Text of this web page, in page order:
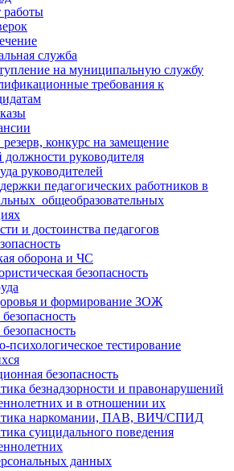
работы
служба
на муниципальную службу
требования к
конкурс на замещение
должности руководителя
руководителей
педагогических работников в
общеобразовательных
и достоинства педагогов
оборона и ЧС
безопасность
и формирование ЗОЖ
психологическое тестирование
безопасность
безнадзорности и правонарушений
и в отношении их
наркомании, ПАВ, ВИЧ/СПИД
суицидального поведения
данных